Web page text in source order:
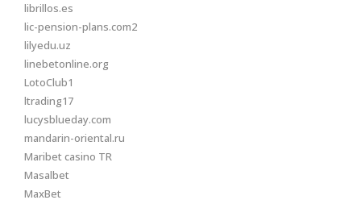
librillos.es
lic-pension-plans.com2
lilyedu.uz
linebetonline.org
LotoClub1
ltrading17
lucysblueday.com
mandarin-oriental.ru
Maribet casino TR
Masalbet
MaxBet